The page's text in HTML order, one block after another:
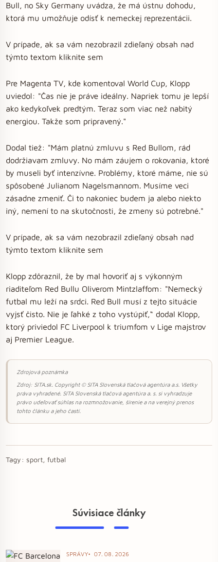
Bull, no Sky Germany uvádza, že má ústnu dohodu,
ktorá mu umožňuje odísť k nemeckej reprezentácii.
V prípade, ak sa vám nezobrazil zdieľaný obsah nad
týmto textom kliknite sem
Pre Magenta TV, kde komentoval World Cup, Klopp
uviedol: "Čas nie je práve ideálny. Napriek tomu je lepší
ako kedykoľvek predtým. Teraz som viac než nabitý
energiou. Takže som pripravený."
Dodal tiež: "Mám platnú zmluvu s Red Bullom, rád
dodržiavam zmluvy. No mám záujem o rokovania, ktoré
by museli byť intenzívne. Problémy, ktoré máme, nie sú
spôsobené Julianom Nagelsmannom. Musíme veci
zásadne zmeniť. Či to nakoniec budem ja alebo niekto
iný, nemení to na skutočnosti, že zmeny sú potrebné."
V prípade, ak sa vám nezobrazil zdieľaný obsah nad
týmto textom kliknite sem
Klopp zdôraznil, že by mal hovoriť aj s výkonným
riaditeľom Red Bullu Oliverom Mintzlaffom: "Nemecký
futbal mu leží na srdci. Red Bull musí z tejto situácie
vyjsť čisto. Nie je ľahké z toho vystúpiť,“ dodal Klopp,
ktorý priviedol FC Liverpool k triumfom v Lige majstrov
aj Premier League.
Zdrojová poznámka
Zdroj: SITA.sk. Copyright © SITA Slovenská tlačová agentúra a.s. Všetky
práva vyhradené. SITA Slovenská tlačová agentúra a. s. si vyhradzuje
právo udeľovať súhlas na rozmnožovanie, šírenie a na verejný prenos
tohto článku a jeho častí.
Tagy: sport, futbal
Súvisiace články
SPRÁVY 07. 08. 2026